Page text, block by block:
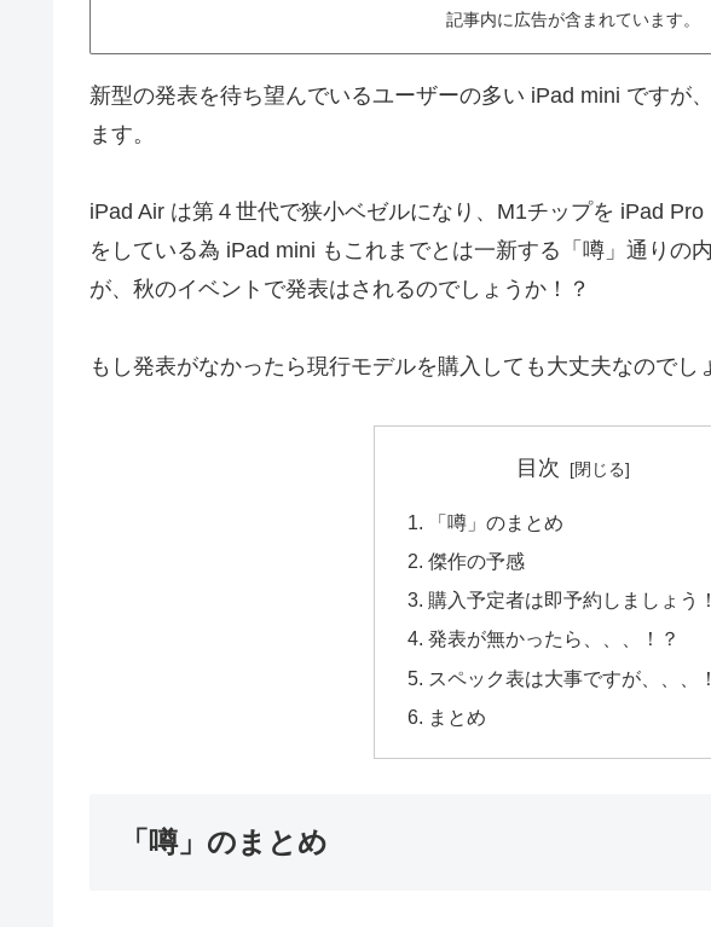
記事内に広告が含まれています。
新型の発表を待ち望んでいるユーザーの多い iPad mini ですが
ます。
iPad Air は第４世代で狭小ベゼルになり、M1チップを iPad
をしている為 iPad mini もこれまでとは一新する「噂」通りの
が、秋のイベントで発表はされるのでしょうか！？
もし発表がなかったら現行モデルを購入しても大丈夫なのでし
目次
「噂」のまとめ
傑作の予感
購入予定者は即予約しましょう！
発表が無かったら、、、！？
スペック表は大事ですが、、、
まとめ
「噂」のまとめ